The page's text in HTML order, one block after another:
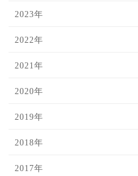
2023年
2022年
2021年
2020年
2019年
2018年
2017年